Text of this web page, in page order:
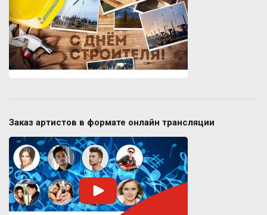
Заказ артистов в формате онлайн трансляции